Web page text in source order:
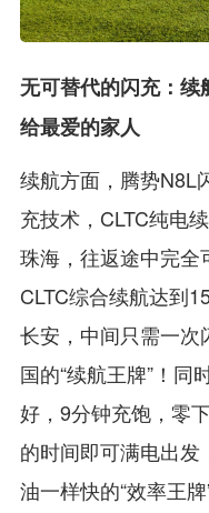
无可替代的闪充：
给最爱的家人
续航方面，腾势N8L
充技术，CLTC纯电
珠海，往返途中完全
CLTC综合续航达到
长安，中间只需一次
国的“续航王牌”！同
好，9分钟充饱，零
的时间即可满电出发
油一样快的“效率王